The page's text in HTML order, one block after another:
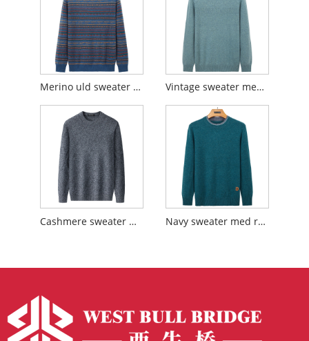
Merino uld sweater med rund hals Vintage sweater med rund hals
Cashmere sweater med rund hals Navy sweater med rund hals